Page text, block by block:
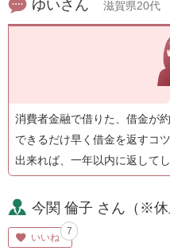
ゆいさん 滋賀県20代
消費者金融で借りた、借金が
できるだけ早く借金を返すコ
出来れば、一年以内に返して
今関 倫子 さん（※
いいね
7